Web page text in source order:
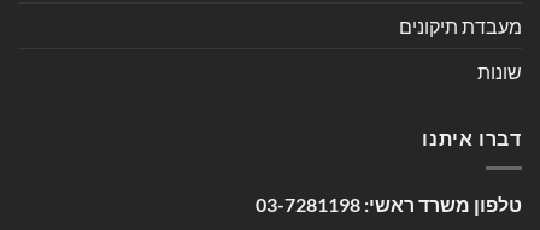
מעבדת תיקונים
שונות
דברו איתנו
טלפון משרד ראשי: 03-7281198